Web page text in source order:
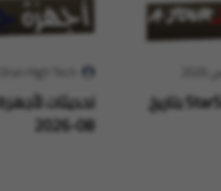
تحديثات أجهزة ستارسات StarSat بتاريخ
Oran High Tech
08-2026